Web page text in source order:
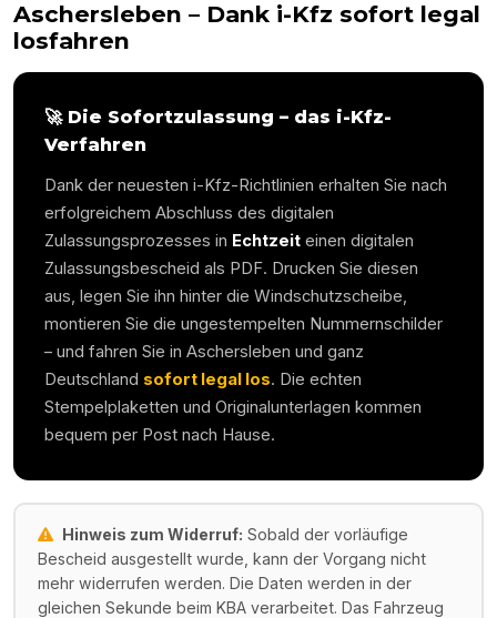
Aschersleben – Dank i-Kfz sofort legal
losfahren
🚀 Die Sofortzulassung – das i-Kfz-
Verfahren
Dank der neuesten i-Kfz-Richtlinien erhalten Sie nach
erfolgreichem Abschluss des digitalen
Zulassungsprozesses in Echtzeit einen digitalen
Zulassungsbescheid als PDF. Drucken Sie diesen
aus, legen Sie ihn hinter die Windschutzscheibe,
montieren Sie die ungestempelten Nummernschilder
– und fahren Sie in Aschersleben und ganz
Deutschland sofort legal los. Die echten
Stempelplaketten und Originalunterlagen kommen
bequem per Post nach Hause.
Hinweis zum Widerruf: Sobald der vorläufige
Bescheid ausgestellt wurde, kann der Vorgang nicht
mehr widerrufen werden. Die Daten werden in der
gleichen Sekunde beim KBA verarbeitet. Das Fahrzeug